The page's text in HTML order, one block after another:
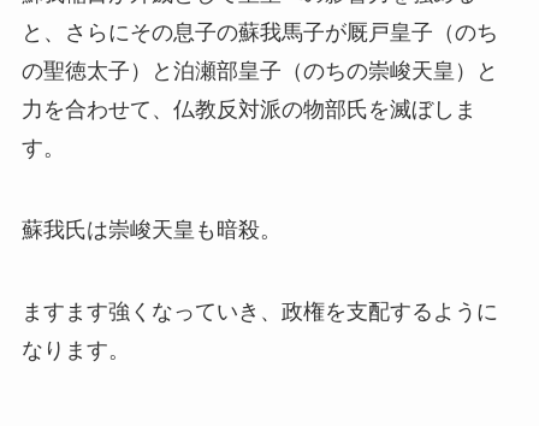
と、さらにその息子の蘇我馬子が厩戸皇子（のち
の聖徳太子）と泊瀬部皇子（のちの崇峻天皇）と
力を合わせて、仏教反対派の物部氏を滅ぼしま
す。
蘇我氏は崇峻天皇も暗殺。
ますます強くなっていき、政権を支配するように
なります。